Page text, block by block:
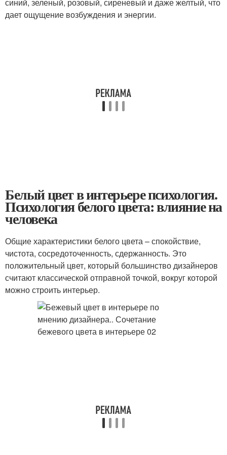
дает ощущение возбуждения и энергии.
Белый цвет в интерьере психология.
Психология белого цвета: влияние на
человека
Общие характеристики белого цвета – спокойствие,
чистота, сосредоточенность, сдержанность. Это
положительный цвет, который большинство дизайнеров
считают классической отправной точкой, вокруг которой
можно строить интерьер.